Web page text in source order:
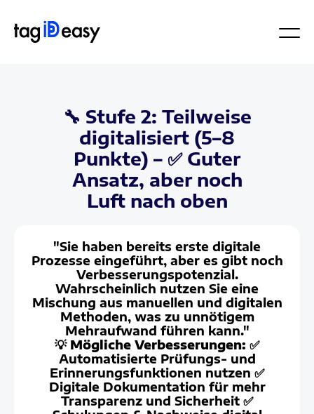
🔧 Stufe 2: Teilweise
digitalisiert (5–8
Punkte) – ✅ Guter
Ansatz, aber noch
Luft nach oben
"Sie haben bereits erste digitale
Prozesse eingeführt, aber es gibt noch
Verbesserungspotenzial.
Wahrscheinlich nutzen Sie eine
Mischung aus manuellen und digitalen
Methoden, was zu unnötigem
Mehraufwand führen kann."
💡 Mögliche Verbesserungen: ✅
Automatisierte Prüfungs- und
Erinnerungsfunktionen nutzen ✅
Digitale Dokumentation für mehr
Transparenz und Sicherheit ✅